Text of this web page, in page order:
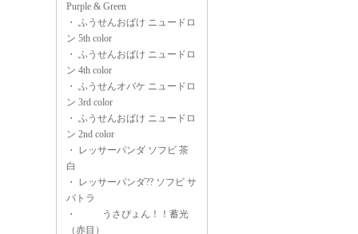
Purple & Green
・ ふうせんおばけ ニュードロ
ン 5th color
・ ふうせんおばけ ニュードロ
ン 4th color
・ ふうせんオバケ ニュードロ
ン 3rd color
・ ふうせんおばけ ニュードロ
ン 2nd color
・
レッサーパンダ ソフビ 茶
白
・
レッサーパンダ?? ソフビ サ
バトラ
・
うさぴょん！！蓄光
（赤目）